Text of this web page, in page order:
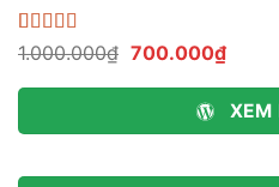
4.44trên 5
18
đánh giá
1.000.000₫ Giá
là:
1.000.000₫.
700.000₫Giá
hiện
tại
là:
XEM